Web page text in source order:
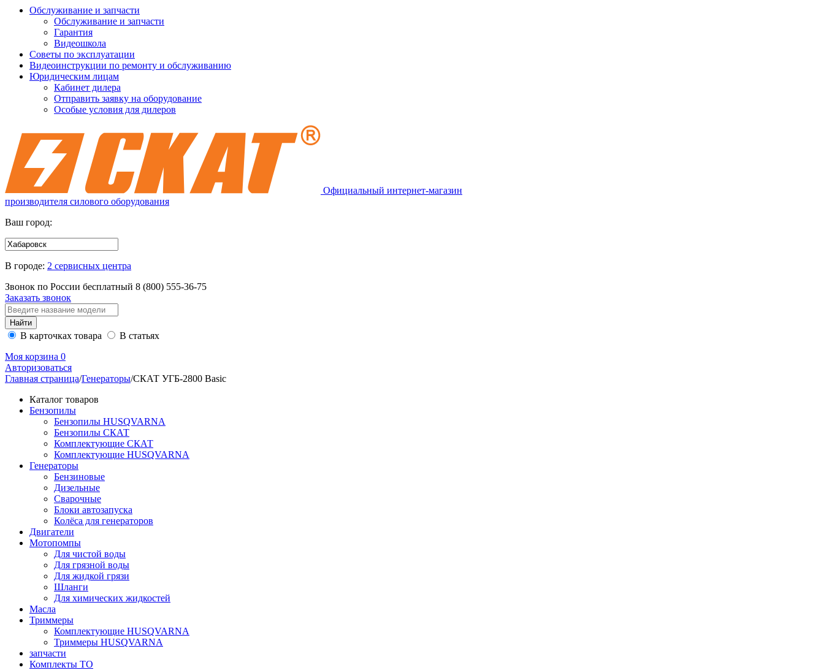
Обслуживание и запчасти
Обслуживание и запчасти
Гарантия
Видеошкола
Советы по эксплуатации
Видеоинструкции по ремонту и обслуживанию
Юридическим лицам
Кабинет дилера
Отправить заявку на оборудование
Особые условия для дилеров
Официальный интернет-магазин
производителя силового оборудования
Ваш город:
В городе: 2 сервисных центра
Звонок по России бесплатный 8 (800) 555-36-75
Заказать звонок
В карточках товара
В статьях
Моя корзина 0
Авторизоваться
Главная страница/Генераторы/СКАТ УГБ-2800 Basic
Каталог товаров
Бензопилы
Бензопилы HUSQVARNA
Бензопилы СКАТ
Комплектующие СКАТ
Комплектующие HUSQVARNA
Генераторы
Бензиновые
Дизельные
Сварочные
Блоки автозапуска
Колёса для генераторов
Двигатели
Мотопомпы
Для чистой воды
Для грязной воды
Для жидкой грязи
Шланги
Для химических жидкостей
Масла
Триммеры
Комплектующие HUSQVARNA
Триммеры HUSQVARNA
запчасти
Комплекты ТО